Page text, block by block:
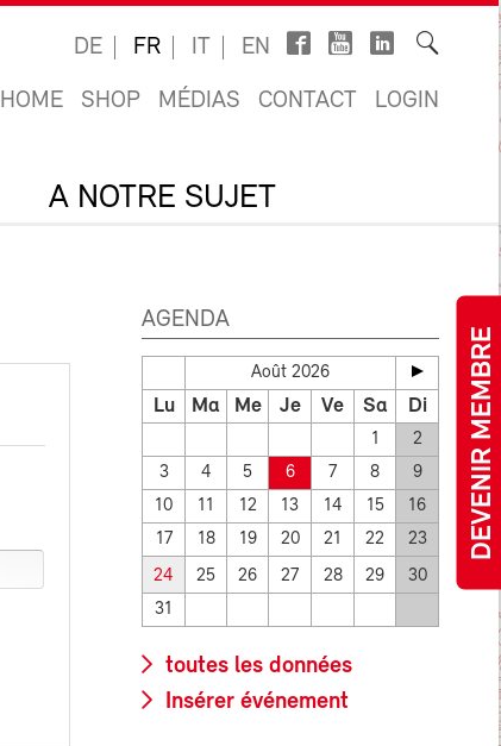
DEVENIR MEMBRE
DE FR IT EN
HOME SHOP MÉDIAS CONTACT LOGIN
A NOTRE SUJET
AGENDA
Août 2026
Lu Ma Me Je Ve Sa Di
1
2
3
4 5 6 7 8
9
10
11 12 13 14 15
16
17
18 19 20 21 22 23
24 25 26 27 28 29
30
31
toutes les données
Insérer événement